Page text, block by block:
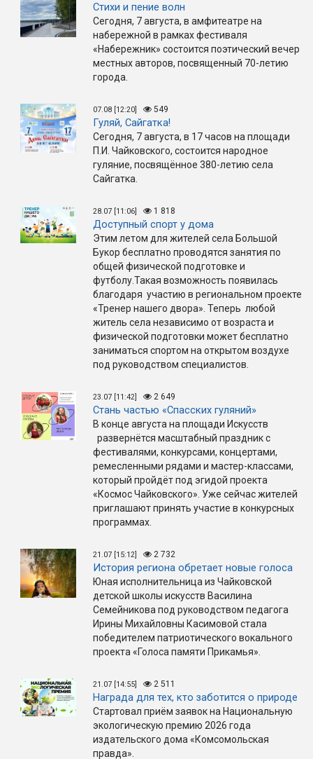
Стихи и пение волн
Сегодня, 7 августа, в амфитеатре на
набережной в рамках фестиваля
«Набережник» состоится поэтический вечер
местных авторов, посвященный 70-летию
города.
07.08 [12:20] 549
Гуляй, Сайгатка!
Сегодня, 7 августа, в 17 часов на площади
П.И. Чайковского, состоится народное
гуляние, посвящённое 380-летию села
Сайгатка.
28.07 [11:06] 1 818
Доступный спорт у дома
Этим летом для жителей села Большой
Букор бесплатно проводятся занятия по
общей физической подготовке и
футболу.Такая возможность появилась
благодаря участию в региональном проекте
«Тренер нашего двора». Теперь любой
житель села независимо от возраста и
физической подготовки может бесплатно
заниматься спортом на открытом воздухе
под руководством специалистов.
23.07 [11:42] 2 649
Стань частью «Спасских гуляний»
В конце августа на площади Искусств
развернётся масштабный праздник с
фестивалями, конкурсами, концертами,
ремесленными рядами и мастер-классами,
который пройдёт под эгидой проекта
«Космос Чайковского». Уже сейчас жителей
приглашают принять участие в конкурсных
программах.
21.07 [15:12] 2 732
История региона обретает новые голоса
Юная исполнительница из Чайковской
детской школы искусств Василина
Семейникова под руководством педагога
Ирины Михайловны Касимовой стала
победителем патриотического вокального
проекта «Голоса памяти Прикамья».
21.07 [14:55] 2 511
Награда для тех, кто заботится о природе
Стартовал приём заявок на Национальную
экологическую премию 2026 года
издательского дома «Комсомольская
правда».